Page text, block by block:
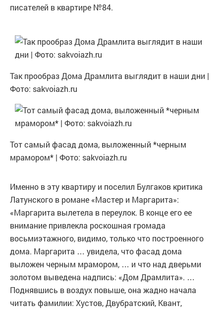
писателей в квартире №84.
Так прообраз Дома Драмлита выглядит в наши дни |
Фото: sakvoiazh.ru
Тот самый фасад дома, выложенный *черным
мрамором* | Фото: sakvoiazh.ru
Именно в эту квартиру и поселил Булгаков критика
Латунского в романе «Мастер и Маргарита»:
«Маргарита вылетела в переулок. В конце его ее
внимание привлекла роскошная громада
восьмиэтажного, видимо, только что построенного
дома. Маргарита … увидела, что фасад дома
выложен черным мрамором, … и что над дверьми
золотом выведена надпись: «Дом Драмлита». …
Поднявшись в воздух повыше, она жадно начала
читать фамилии: Хустов, Двубратский, Квант,